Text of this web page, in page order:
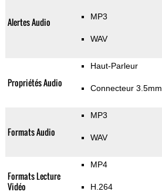
Alertes Audio MP3
WAV
Propriétés Audio
Haut-Parleur
Connecteur 3.5mm
Formats Audio
MP3
WAV
Formats Lecture
Vidéo
MP4
H.264